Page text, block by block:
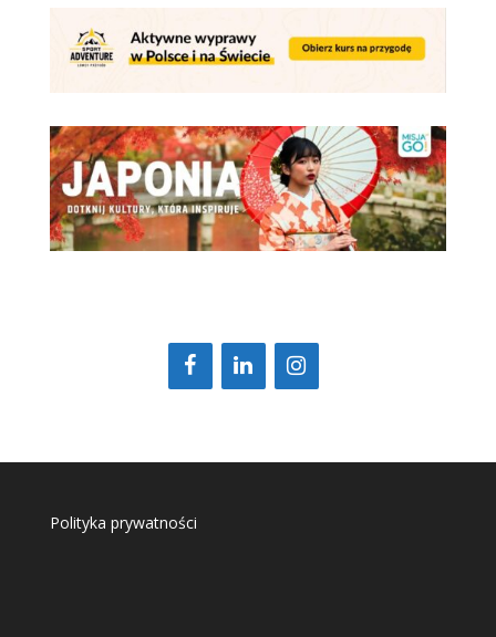
Polityka prywatności